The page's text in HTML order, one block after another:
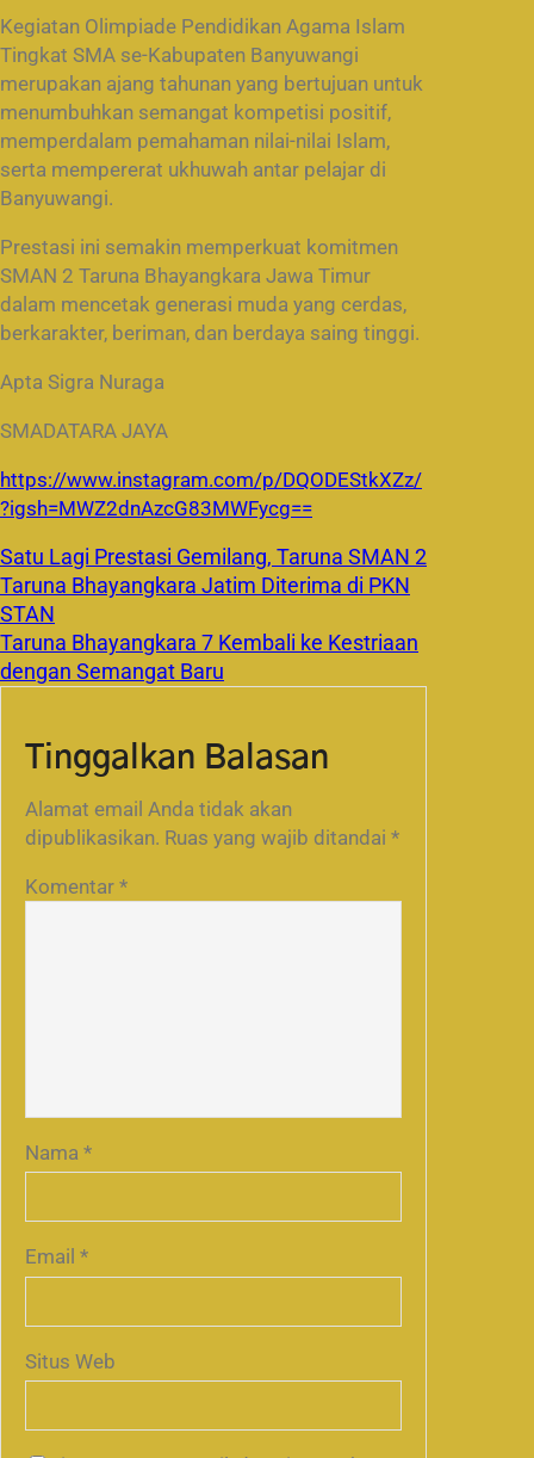
Kegiatan Olimpiade Pendidikan Agama Islam
Tingkat SMA se-Kabupaten Banyuwangi
merupakan ajang tahunan yang bertujuan untuk
menumbuhkan semangat kompetisi positif,
memperdalam pemahaman nilai-nilai Islam,
serta mempererat ukhuwah antar pelajar di
Banyuwangi.
Prestasi ini semakin memperkuat komitmen
SMAN 2 Taruna Bhayangkara Jawa Timur
dalam mencetak generasi muda yang cerdas,
berkarakter, beriman, dan berdaya saing tinggi.
Apta Sigra Nuraga
SMADATARA JAYA
https://www.instagram.com/p/DQODEStkXZz/
?igsh=MWZ2dnAzcG83MWFycg==
Satu Lagi Prestasi Gemilang, Taruna SMAN 2
Taruna Bhayangkara Jatim Diterima di PKN
STAN
Taruna Bhayangkara 7 Kembali ke Kestriaan
dengan Semangat Baru
Tinggalkan Balasan
Alamat email Anda tidak akan
dipublikasikan. Ruas yang wajib ditandai *
Komentar *
Nama *
Email *
Situs Web